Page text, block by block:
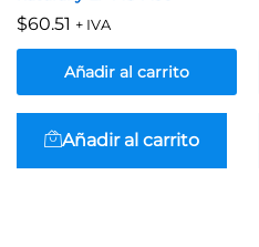
$60.51 + IVA
Añadir al carrito
Añadir al carrito